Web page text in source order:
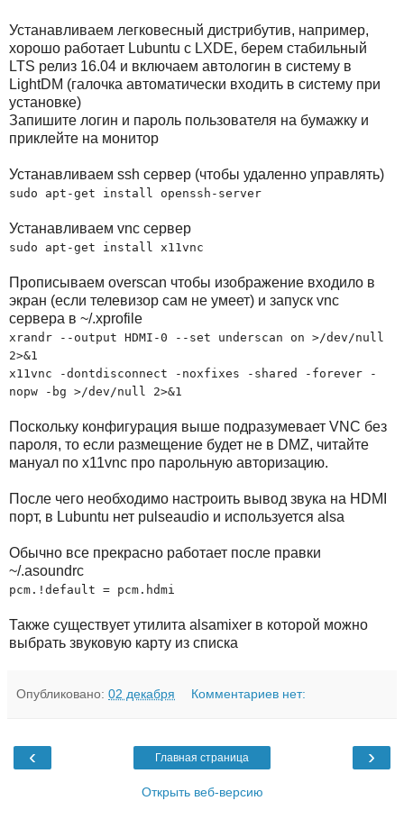
Устанавливаем легковесный дистрибутив, например,
хорошо работает Lubuntu с LXDE, берем стабильный
LTS релиз 16.04 и включаем автологин в систему в
LightDM (галочка автоматически входить в систему при
установке)
Запишите логин и пароль пользователя на бумажку и
приклейте на монитор
Устанавливаем ssh сервер (чтобы удаленно управлять)
sudo apt-get install openssh-server
Устанавливаем vnc сервер
sudo apt-get install x11vnc
Прописываем overscan чтобы изображение входило в
экран (если телевизор сам не умеет) и запуск vnc
сервера в ~/.xprofile
xrandr --output HDMI-0 --set underscan on >/dev/null
2>&1
x11vnc -dontdisconnect -noxfixes -shared -forever -
nopw -bg >/dev/null 2>&1
Поскольку конфигурация выше подразумевает VNC без
пароля, то если размещение будет не в DMZ, читайте
мануал по x11vnc про парольную авторизацию.
После чего необходимо настроить вывод звука на HDMI
порт, в Lubuntu нет pulseaudio и используется alsa
Обычно все прекрасно работает после правки
~/.asoundrc
pcm.!default = pcm.hdmi
Также существует утилита alsamixer в которой можно
выбрать звуковую карту из списка
Опубликовано: 02 декабря Комментариев нет:
‹ ›
Главная страница
Открыть веб-версию